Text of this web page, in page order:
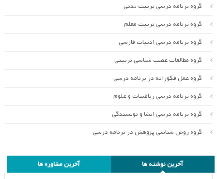
گروه برنامه درسی تربیت بدنی
گروه برنامه درسی تربیت معلم
گروه برنامه درسی ادبیات فارسی
گروه مطالعات عصب شناسی تربیتی
گروه عمل فکورانه در برنامه درسی
گروه برنامه درسی ریاضیات و علوم
گروه برنامه درسی انشا و نویسندگی
گروه روش شناسی پژوهش در برنامه درسی
آخرین نوشته ها آخرین مشاوره ها